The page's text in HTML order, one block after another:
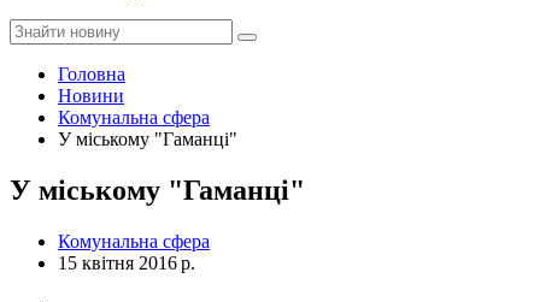
Головна
Новини
Комунальна сфера
У міському "Гаманці"
У міському "Гаманці"
Комунальна сфера
15 квітня 2016 р.